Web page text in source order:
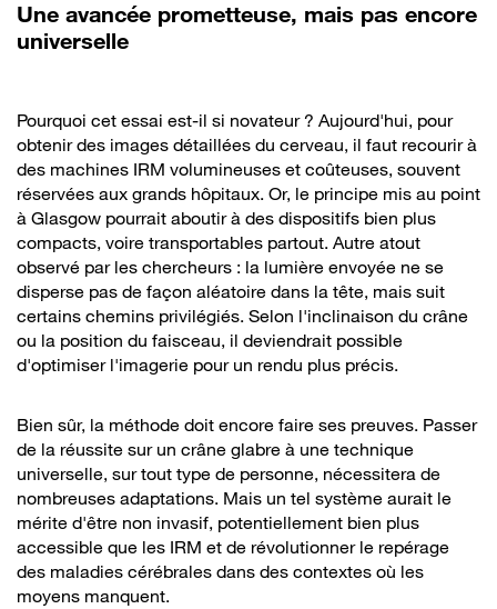
Une avancée prometteuse, mais pas encore
universelle
Pourquoi cet essai est-il si novateur ? Aujourd'hui, pour
obtenir des images détaillées du cerveau, il faut recourir à
des machines IRM volumineuses et coûteuses, souvent
réservées aux grands hôpitaux. Or, le principe mis au point
à Glasgow pourrait aboutir à des dispositifs bien plus
compacts, voire transportables partout. Autre atout
observé par les chercheurs : la lumière envoyée ne se
disperse pas de façon aléatoire dans la tête, mais suit
certains chemins privilégiés. Selon l'inclinaison du crâne
ou la position du faisceau, il deviendrait possible
d'optimiser l'imagerie pour un rendu plus précis.
Bien sûr, la méthode doit encore faire ses preuves. Passer
de la réussite sur un crâne glabre à une technique
universelle, sur tout type de personne, nécessitera de
nombreuses adaptations. Mais un tel système aurait le
mérite d'être non invasif, potentiellement bien plus
accessible que les IRM et de révolutionner le repérage
des maladies cérébrales dans des contextes où les
moyens manquent.